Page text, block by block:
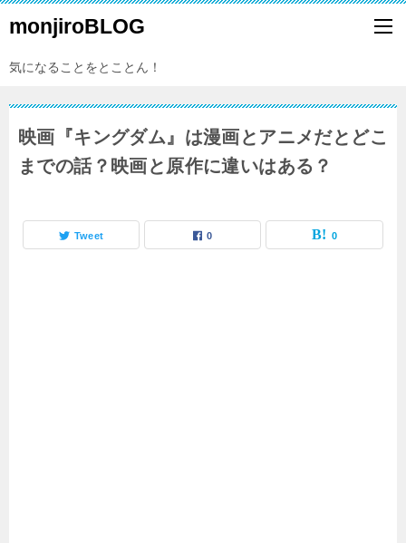
monjiroBLOG
気になることをとことん！
映画『キングダム』は漫画とアニメだとどこ
までの話？映画と原作に違いはある？
Tweet 0 0